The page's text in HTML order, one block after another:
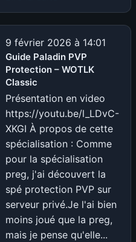
Farm
d’Essence
Éternelle
–
Classic
9 février 2026 à 14:01
Guide Paladin PVP
Protection – WOTLK
Classic
Présentation en video
https://youtu.be/l_LDvC-
XKGI À propos de cette
spécialisation : Comme
pour la spécialisation
preg, j'ai découvert la
spé protection PVP sur
serveur privé.Je l'ai bien
moins joué que la preg,
mais je pense qu'elle...